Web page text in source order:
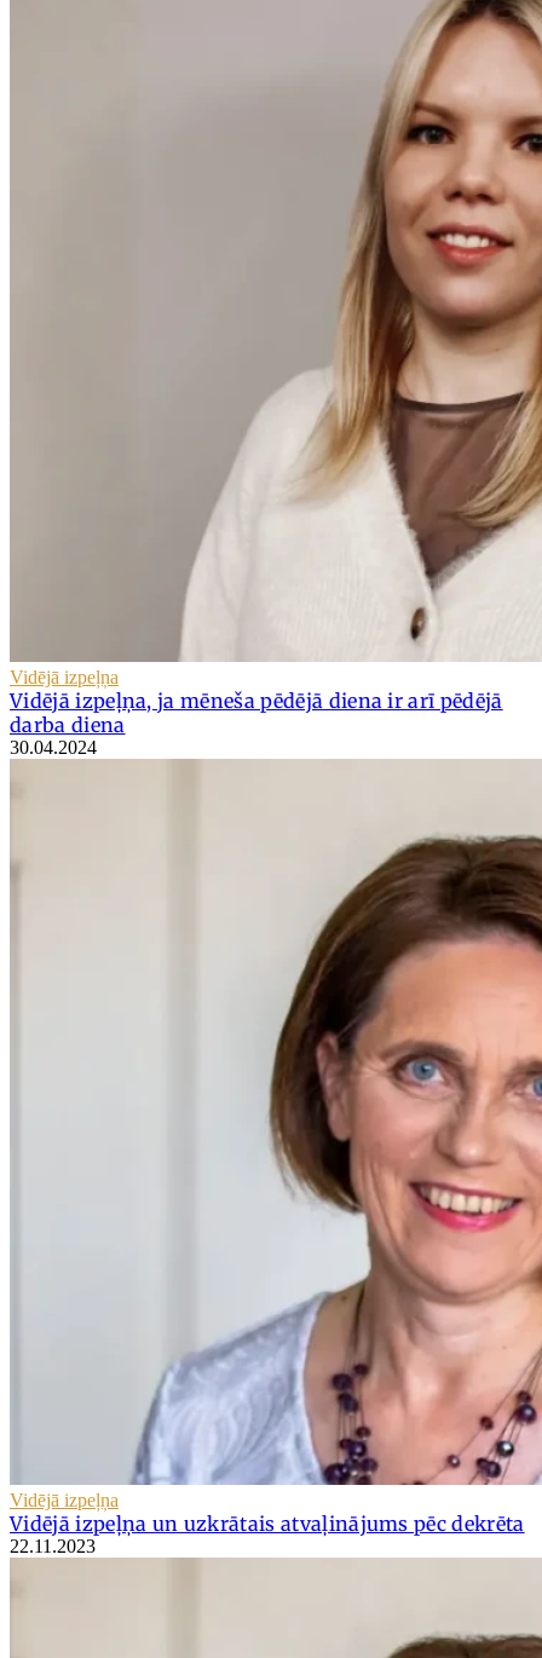
Vidējā izpeļņa
Vidējā izpeļņa, ja mēneša pēdējā diena ir arī pēdējā
darba diena
30.04.2024
Vidējā izpeļņa
Vidējā izpeļņa un uzkrātais atvaļinājums pēc dekrēta
22.11.2023